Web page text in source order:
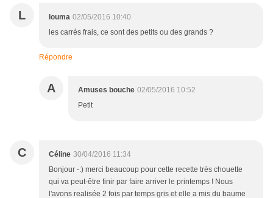
L louma 02/05/2016 10:40
les carrés frais, ce sont des petits ou des grands ?
Répondre
A Amuses bouche 02/05/2016 10:52
Petit
C Céline 30/04/2016 11:34
Bonjour -:) merci beaucoup pour cette recette très chouette
qui va peut-être finir par faire arriver le printemps ! Nous
l'avons realisée 2 fois par temps gris et elle a mis du baume